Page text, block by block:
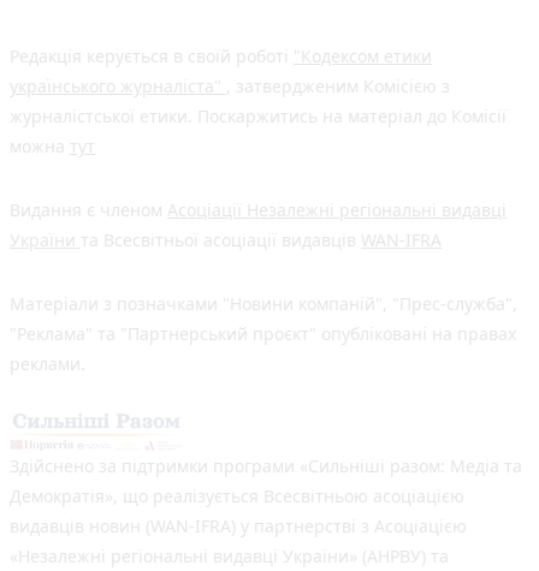
Редакція керується в своїй роботі "Кодексом етики
українського журналіста"
, затвердженим Комісією з
журналістської етики. Поскаржитись на матеріал до Комісії
можна тут
Видання є членом Асоціації Незалежні регіональні видавці
України та Всесвітньої асоціації видавців WAN-IFRA
Матеріали з позначками "Новини компаній", "Прес-служба",
"Реклама" та "Партнерський проєкт" опубліковані на правах
реклами.
Здійснено за підтримки програми «Сильніші разом: Медіа та
Демократія», що реалізується Всесвітньою асоціацією
видавців новин (WAN-IFRA) у партнерстві з Асоціацією
«Незалежні регіональні видавці України» (АНРВУ) та